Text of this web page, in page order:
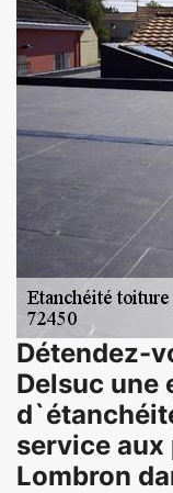
Détendez-
Delsuc une
service aux
Lombron